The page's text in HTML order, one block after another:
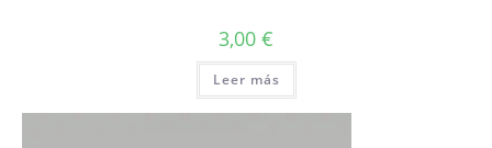
3,00 €
Leer más